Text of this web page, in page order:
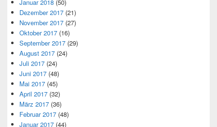
Januar 2018 (50)
Dezember 2017 (21)
November 2017 (27)
Oktober 2017 (16)
September 2017 (29)
August 2017 (24)
Juli 2017 (24)
Juni 2017 (48)
Mai 2017 (45)
April 2017 (32)
März 2017 (36)
Februar 2017 (48)
Januar 2017 (44)